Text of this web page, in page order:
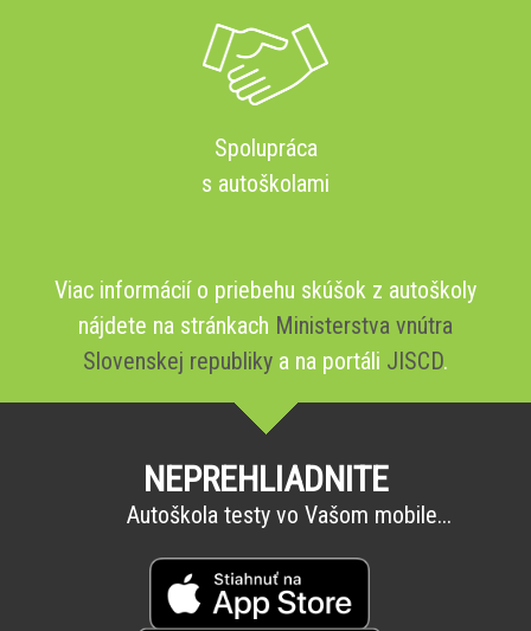
Spolupráca
s autoškolami
Viac informácií o priebehu skúšok z autoškoly
nájdete na stránkach Ministerstva vnútra
Slovenskej republiky a na portáli JISCD.
NEPREHLIADNITE
Autoškola testy vo Vašom mobile...